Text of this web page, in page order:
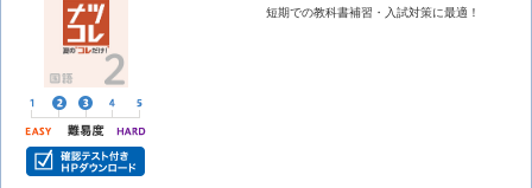
短期での教科書補習・入試対策に最適！